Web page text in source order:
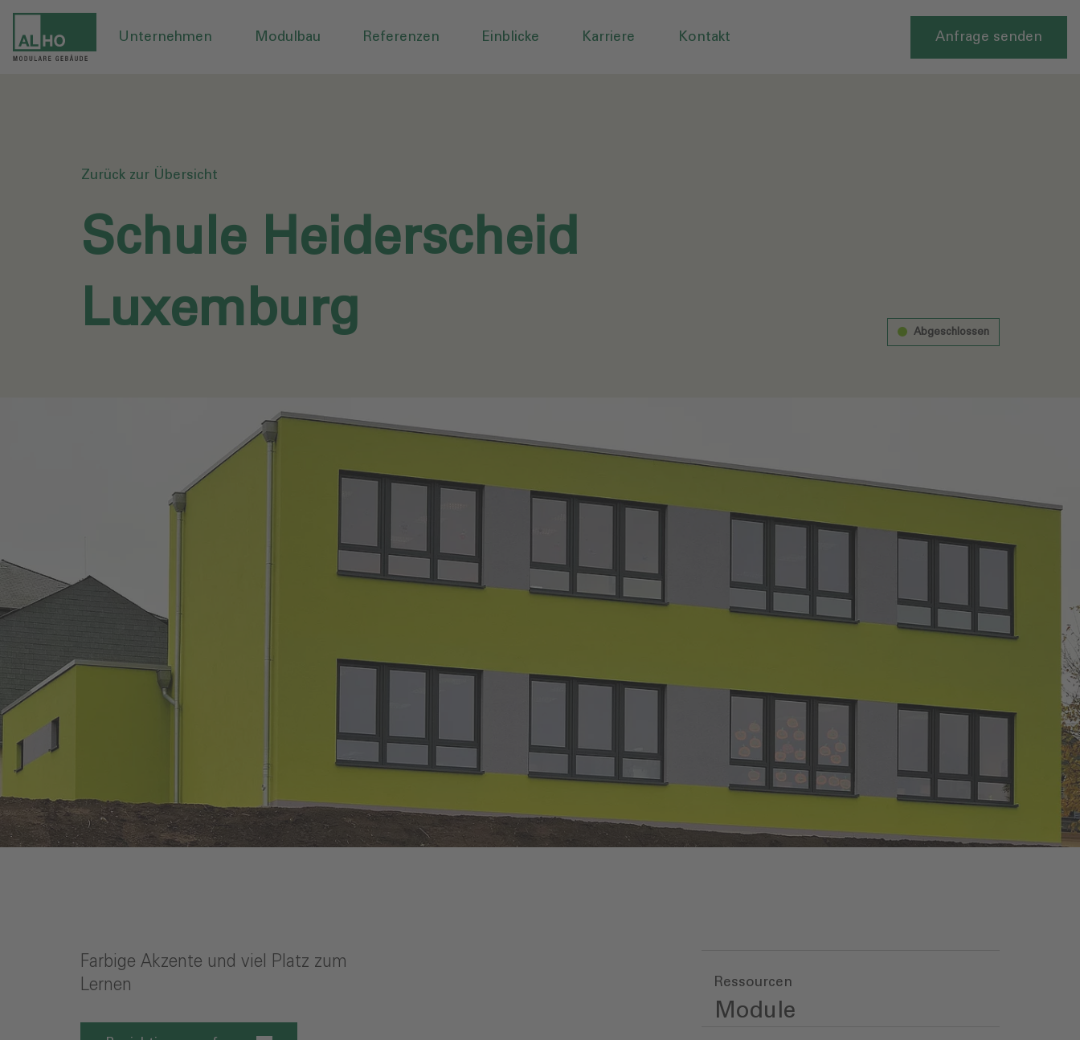
Unternehmen Modulbau Referenzen Einblicke Karriere Kontakt Anfrage senden
Zurück zur Übersicht
Schule Heiderscheid
Luxemburg‎
Abgeschlossen
Farbige Akzente und viel Platz zum
Lernen
Ressourcen
Module